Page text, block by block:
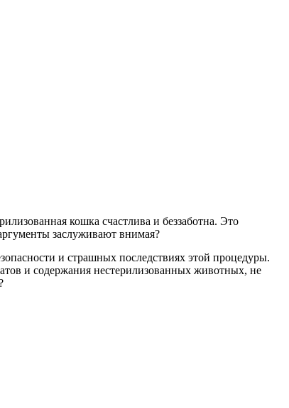
кошка счастлива и беззаботна. Это
заслуживают внимая?
и страшных последствиях этой процедуры.
и содержания нестерилизованных животных, не